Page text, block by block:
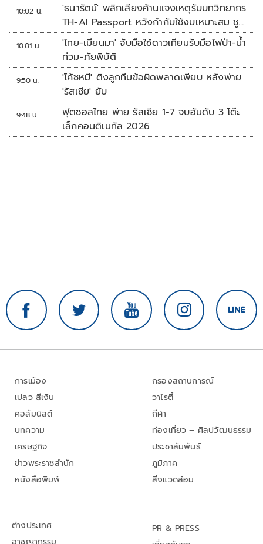
10:02 น.
'ธนารัตน์' พลิกเสียงค้านแจงเหตุรับบทวิทยากร
TH-AI Passport หวังกำกับใช้งบเหมาะสม ชู
จุดเด่นคนไทยได้ใช้ AI ระดับโปร ลดเหลื่อมล้ำ
ทางเทคโนโลยี เซฟงบไปกว่า900ล้าน เชื่อหาก
ใช้เต็มที่เอกชนขาดทุนย่อยยับ
10:01 น.
'ไทย-เมียนมา' จับมือใช้ดาวเทียมรับมือไฟป่า-น้ำ
ท่วม-ภัยพิบัติ
9:50 น.
'โค้ชหมี' ติงลูกทีมข้อผิดพลาดเพียบ หลังพ่าย
'รัสเซีย' ยับ
9:48 น.
ฟุตซอลไทย พ่าย รัสเซีย 1-7 จบอันดับ 3 โต๊ะ
เล็กคอนติเนทัล 2026
การเมือง
เปลว สีเงิน
คอลัมนิสต์
บทความ
เศรษฐกิจ
ข่าวพระราชสำนัก
หนังสือพิมพ์
กรองสถานการณ์
วาไรตี้
กีฬา
ท่องเที่ยว – ศิลปวัฒนธรรม
ประชาสัมพันธ์
ภูมิภาค
สิ่งแวดล้อม
ต่างประเทศ
PR & PRESS